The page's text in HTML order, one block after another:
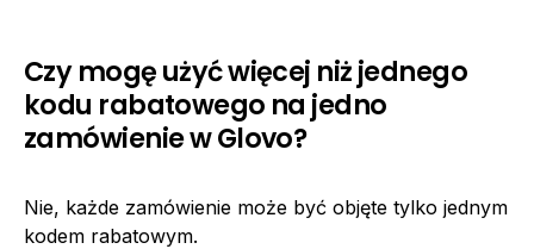
Czy mogę użyć więcej niż jednego
kodu rabatowego na jedno
zamówienie w Glovo?
Nie, każde zamówienie może być objęte tylko jednym
kodem rabatowym.